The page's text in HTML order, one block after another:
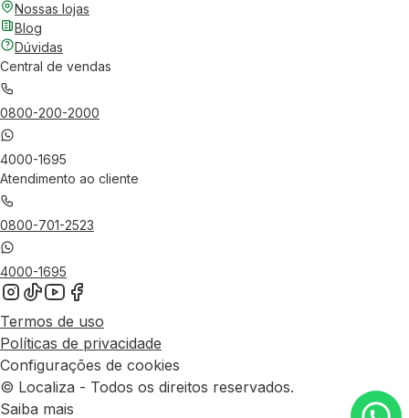
Nossas lojas
Blog
Dúvidas
Central de vendas
0800-200-2000
4000-1695
Atendimento ao cliente
0800-701-2523
4000-1695
Termos de uso
Políticas de privacidade
Configurações de cookies
© Localiza - Todos os direitos reservados.
Saiba mais